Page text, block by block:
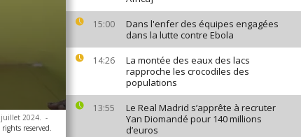
15:00
Dans l'enfer des équipes engagées
dans la lutte contre Ebola
14:26
La montée des eaux des lacs
rapproche les crocodiles des
populations
13:55
Le Real Madrid s’apprête à recruter
Yan Diomandé pour 140 millions
d’euros
juillet 2024. -
reserved.